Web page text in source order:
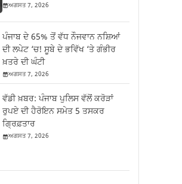
ਅਗਸਤ 7, 2026
ਪੰਜਾਬ ਦੇ 65% ਤੋਂ ਵੱਧ ਨੌਜਵਾਨ ਨਸ਼ਿਆਂ
ਦੀ ਲਪੇਟ ‘ਚ! ਸੂਬੇ ਦੇ ਭਵਿੱਖ ‘ਤੇ ਗੰਭੀਰ
ਖ਼ਤਰੇ ਦੀ ਘੰਟੀ
ਅਗਸਤ 7, 2026
ਵੱਡੀ ਖ਼ਬਰ: ਪੰਜਾਬ ਪੁਲਿਸ ਵੱਲੋਂ ਕਰੋੜਾਂ
ਰੁਪਏ ਦੀ ਹੈਰੋਇਨ ਸਮੇਤ 5 ਤਸਕਰ
ਗ੍ਰਿਫ਼ਤਾਰ
ਅਗਸਤ 7, 2026